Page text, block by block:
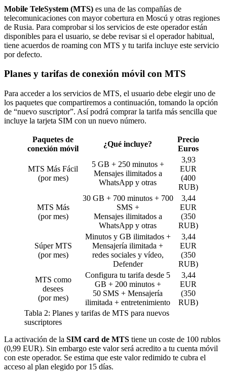
Mobile TeleSystem (MTS) es una de las compañías de
telecomunicaciones con mayor cobertura en Moscú y otras regiones
de Rusia. Para comprobar si los servicios de este operador están
disponibles para el usuario, se debe revisar si el operador habitual,
tiene acuerdos de roaming con MTS y tu tarifa incluye este servicio
por defecto.
Planes y tarifas de conexión móvil con MTS
Para acceder a los servicios de MTS, el usuario debe elegir uno de
los paquetes que compartiremos a continuación, tomando la opción
de “nuevo suscriptor”. Así podrá comprar la tarifa más sencilla que
incluye la tarjeta SIM con un nuevo número.
Paquetes de
conexión móvil
¿Qué incluye?
Precio
Euros
MTS Más Fácil
(por mes)
5 GB + 250 minutos +
Mensajes ilimitados a
WhatsApp y otras
3,93
EUR
(400
RUB)
MTS Más
(por mes)
30 GB + 700 minutos + 700
SMS +
Mensajes ilimitados a
WhatsApp y otras
3,44
EUR
(350
RUB)
Súper MTS
(por mes)
Minutos y GB ilimitados +
Mensajería ilimitada +
redes sociales y vídeo,
Defender
3,44
EUR
(350
RUB)
MTS como
desees
(por mes)
Configura tu tarifa desde 5
GB + 200 minutos +
50 SMS + Mensajería
ilimitada + entretenimiento
3,44
EUR
(350
RUB)
Tabla 2: Planes y tarifas de MTS para nuevos
suscriptores
La activación de la SIM card de MTS tiene un coste de 100 rublos
(0,99 EUR). Sin embargo este valor será acredito a tu cuenta móvil
con este operador. Se estima que este valor redimido te cubra el
acceso al plan elegido por 15 días.